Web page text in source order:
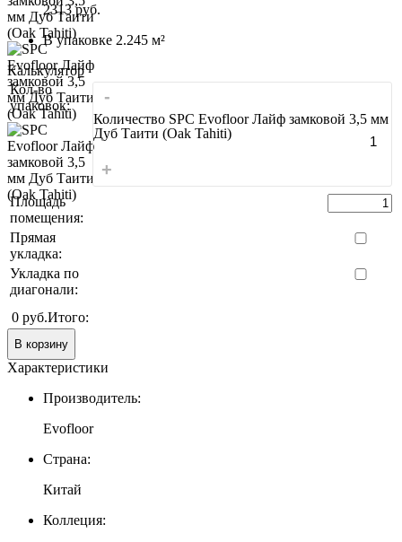
2313 руб.
В упаковке 2.245 м²
Калькулятор
Кол-во
упаковок:
-
Количество SPC Evofloor Лайф замковой 3,5 мм
Дуб Таити (Oak Tahiti)
+
Площадь
помещения:
Прямая
укладка:
Укладка по
диагонали:
Итого:
0 руб.
В корзину
Характеристики
Производитель:
Evofloor
Страна:
Китай
Коллеция: